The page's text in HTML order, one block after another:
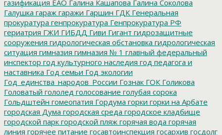
газификация ЕАО Галина Кашапова Галина Соколова
Галушка гараж гаражи Гаршин ГДК Генеральная
прокуратура генпрокуратура Генпрокуратура РФ
гериатрия ГЖИ ГИБДД Гиви Гигант гидрозащитные
сооружения гидрологическая обстановка гидрологическая
ситуация гимназия гимназия № 1 главный федеральный
инспектор год культурного наследия год педагога и
наставника Год семьи Год экологии
Год_единства_народов_России Гознак ГОК Голикова
Головатый гололед голосование голубая сорока
Гольдштейн гомеопатия Гордума горки горки на Арбате
городская Дума городская среда городское кладбище
городской парк городской пляж горячая вода горячая
линия горячее питание госавтоинспекция госархив госдолг